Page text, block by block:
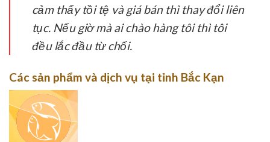
cảm thấy tồi tệ và giá bán thì thay đổi liên
tục. Nếu giờ mà ai chào hàng tôi thì tôi
đều lắc đầu từ chối.
Các sản phẩm và dịch vụ tại tỉnh Bắc Kạn